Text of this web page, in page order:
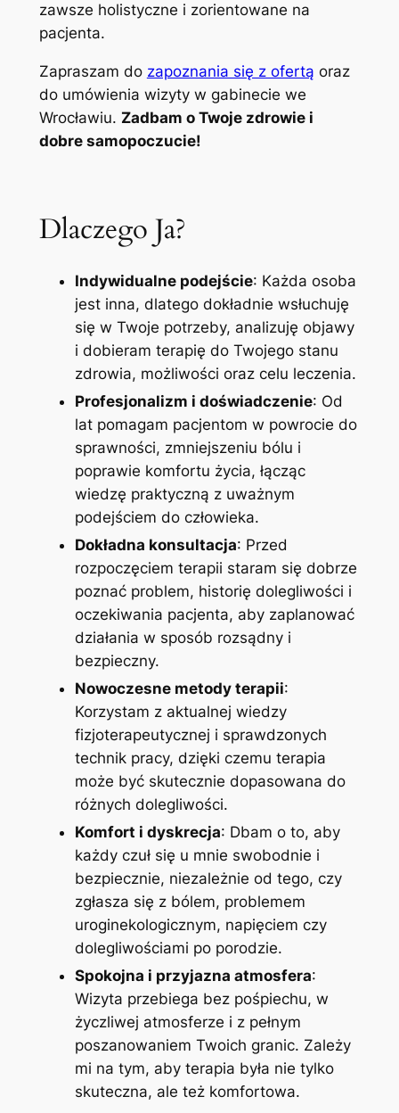
zawsze holistyczne i zorientowane na
pacjenta.
Zapraszam do zapoznania się z ofertą oraz
do umówienia wizyty w gabinecie we
Wrocławiu. Zadbam o Twoje zdrowie i
dobre samopoczucie!
Dlaczego Ja?
Indywidualne podejście: Każda osoba
jest inna, dlatego dokładnie wsłuchuję
się w Twoje potrzeby, analizuję objawy
i dobieram terapię do Twojego stanu
zdrowia, możliwości oraz celu leczenia.
Profesjonalizm i doświadczenie: Od
lat pomagam pacjentom w powrocie do
sprawności, zmniejszeniu bólu i
poprawie komfortu życia, łącząc
wiedzę praktyczną z uważnym
podejściem do człowieka.
Dokładna konsultacja: Przed
rozpoczęciem terapii staram się dobrze
poznać problem, historię dolegliwości i
oczekiwania pacjenta, aby zaplanować
działania w sposób rozsądny i
bezpieczny.
Nowoczesne metody terapii:
Korzystam z aktualnej wiedzy
fizjoterapeutycznej i sprawdzonych
technik pracy, dzięki czemu terapia
może być skutecznie dopasowana do
różnych dolegliwości.
Komfort i dyskrecja: Dbam o to, aby
każdy czuł się u mnie swobodnie i
bezpiecznie, niezależnie od tego, czy
zgłasza się z bólem, problemem
uroginekologicznym, napięciem czy
dolegliwościami po porodzie.
Spokojna i przyjazna atmosfera:
Wizyta przebiega bez pośpiechu, w
życzliwej atmosferze i z pełnym
poszanowaniem Twoich granic. Zależy
mi na tym, aby terapia była nie tylko
skuteczna, ale też komfortowa.